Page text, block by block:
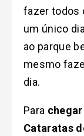
fazer todos
um único
ao parque
mesmo
dia.
Para
Cataratas